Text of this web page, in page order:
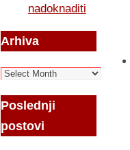
nadoknaditi
Arhiva
Arhiva
Poslednji
postovi